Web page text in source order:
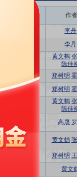
作者
李丹
李丹
黄文鹤
陈佳
郑树明
维持 郑树明
黄文鹤
陈佳
高晟
维持 黄文鹤
郑树明
黄文